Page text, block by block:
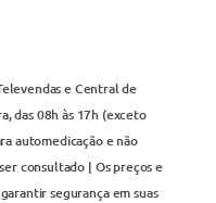
e Central de
das 08h às 17h (exceto
automedicação e não
consultado | Os preços e
segurança em suas